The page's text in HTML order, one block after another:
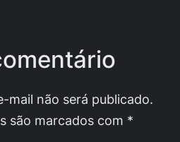
mail não será publicado.
são marcados com *